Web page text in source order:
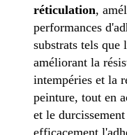
réticulation,
performances
substrats tels que
améliorant la
intempéries et la
peinture, tout en
et le
efficacement